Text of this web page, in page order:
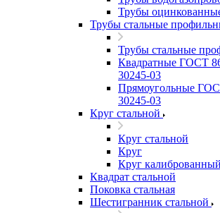
Трубы
Трубы стальные
Трубы стальные
Квадратные ГОСТ
30245-03
Прямоугольные
30245-03
Круг стальной
Круг стальной
Круг
Круг калиброванный
Квадрат стальной
Поковка стальная
Шестигранник стальной